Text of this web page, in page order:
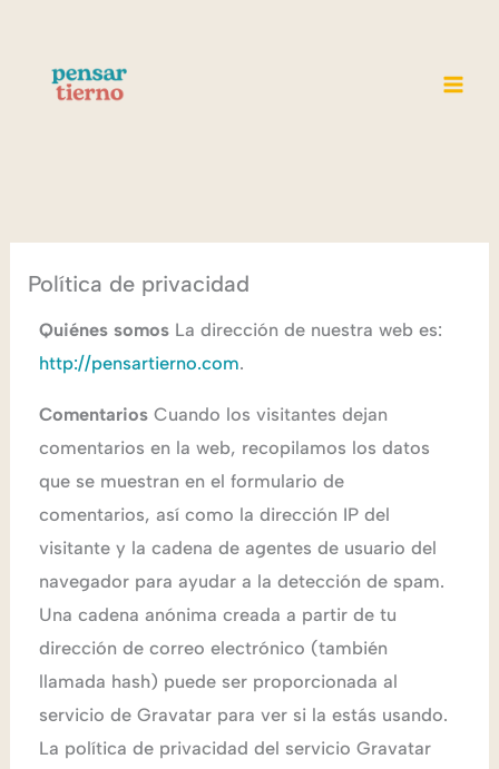
contenido
Política de privacidad
Quiénes somos La dirección de nuestra web es:
http://pensartierno.com.
Comentarios Cuando los visitantes dejan
comentarios en la web, recopilamos los datos
que se muestran en el formulario de
comentarios, así como la dirección IP del
visitante y la cadena de agentes de usuario del
navegador para ayudar a la detección de spam.
Una cadena anónima creada a partir de tu
dirección de correo electrónico (también
llamada hash) puede ser proporcionada al
servicio de Gravatar para ver si la estás usando.
La política de privacidad del servicio Gravatar